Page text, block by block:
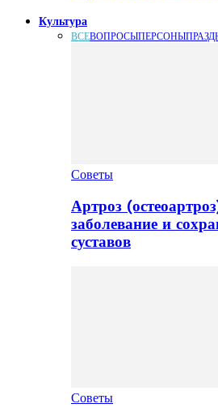
Культура
ВСЕВОПРОСЫПЕРСОНЫ
Советы
Артроз
заболевание и
суставов
Советы